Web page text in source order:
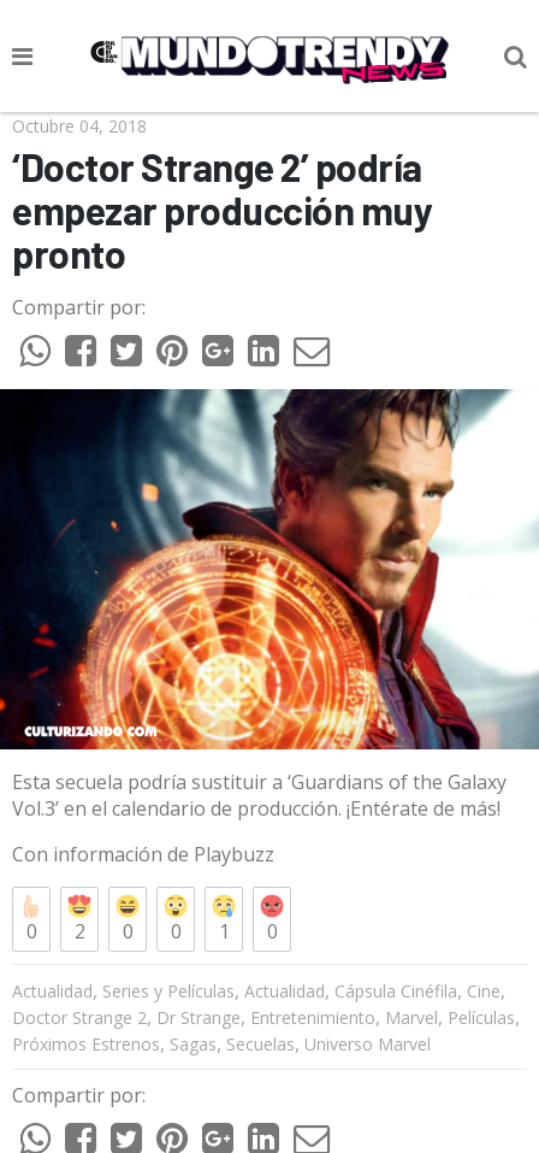
NOTICIAS
CULTURA POP
CIENCIA Y TECNOLOGÍA
VIDA
SOCIEDAD
CULTURIZANDO.COM
Octubre 04, 2018
‘Doctor Strange 2’ podría
empezar producción muy
pronto
Compartir por:
Esta secuela podría sustituir a ‘Guardians of the Galaxy
Vol.3’ en el calendario de producción. ¡Entérate de más!
Con información de Playbuzz
0 2 0 0 1 0
Actualidad, Series y Películas, Actualidad, Cápsula Cinéfila, Cine,
Doctor Strange 2, Dr Strange, Entretenimiento, Marvel, Películas,
Próximos Estrenos, Sagas, Secuelas, Universo Marvel
Compartir por: